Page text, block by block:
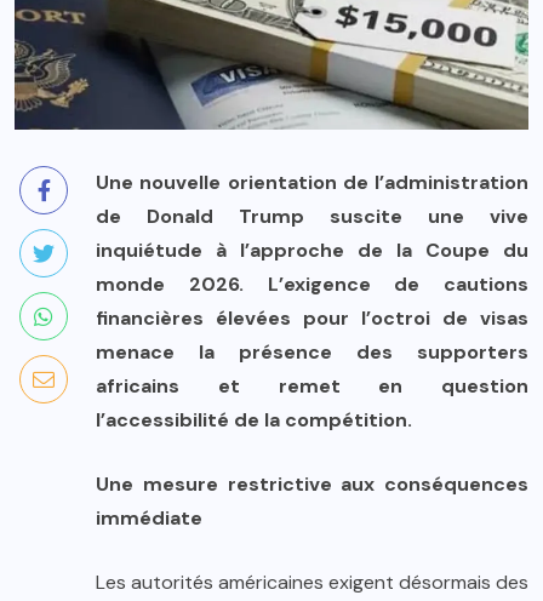
Une nouvelle orientation de l’administration
de Donald Trump suscite une vive
inquiétude à l’approche de la Coupe du
monde 2026. L’exigence de cautions
financières élevées pour l’octroi de visas
menace la présence des supporters
africains et remet en question
l’accessibilité de la compétition.
Une mesure restrictive aux conséquences
immédiate
Les autorités américaines exigent désormais des